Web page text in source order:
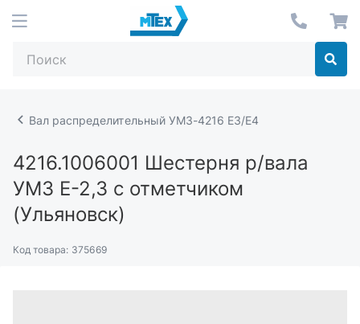
Вал распределительный УМЗ-4216 Е3/Е4
4216.1006001 Шестерня р/вала
УМЗ Е-2,3 с отметчиком
(Ульяновск)
Код товара: 375669